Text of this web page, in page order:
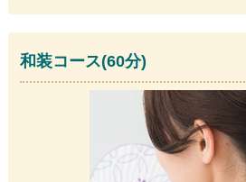
和装コース(60分)